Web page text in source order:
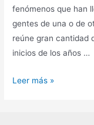
fenómenos que han
gentes de una o de
reúne gran cantidad
inicios de los años …
La
Leer más »